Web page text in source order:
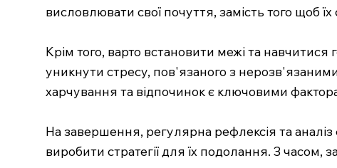
висловлювати свої почуття, замість того щоб
Крім того, варто встановити межі та
уникнути стресу, пов'язаного з
харчування та відпочинок є ключовими
На завершення, регулярна рефлексія та аналіз
виробити стратегії для їх подолання. З часом,